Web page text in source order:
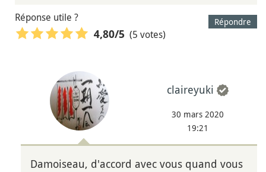
Répondre
Réponse utile ?
4,80/5 (5 votes)
claireyuki
30 mars 2020
19:21
Damoiseau, d'accord avec vous quand vous